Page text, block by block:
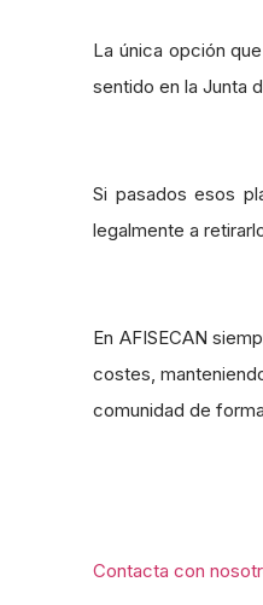
La única opción
sentido en la Junta
Si pasados esos
legalmente a
En AFISECAN
costes,
comunidad de
Contacta con